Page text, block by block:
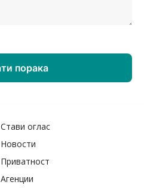
Стави оглас
Новости
Приватност
Агенции